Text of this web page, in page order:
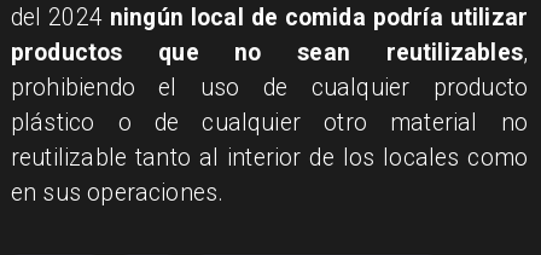
del 2024 ningún local de comida podría utilizar
productos que no sean reutilizables,
prohibiendo el uso de cualquier producto
plástico o de cualquier otro material no
reutilizable tanto al interior de los locales como
en sus operaciones.